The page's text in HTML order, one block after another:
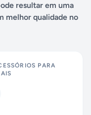
resultar em uma
melhor qualidade no
PARA